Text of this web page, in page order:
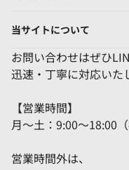
当サイトについて
お問い合わせはぜひ
迅速・丁寧に対応いた
【営業時間】
月～土：9:00～18:00（
営業時間外は、